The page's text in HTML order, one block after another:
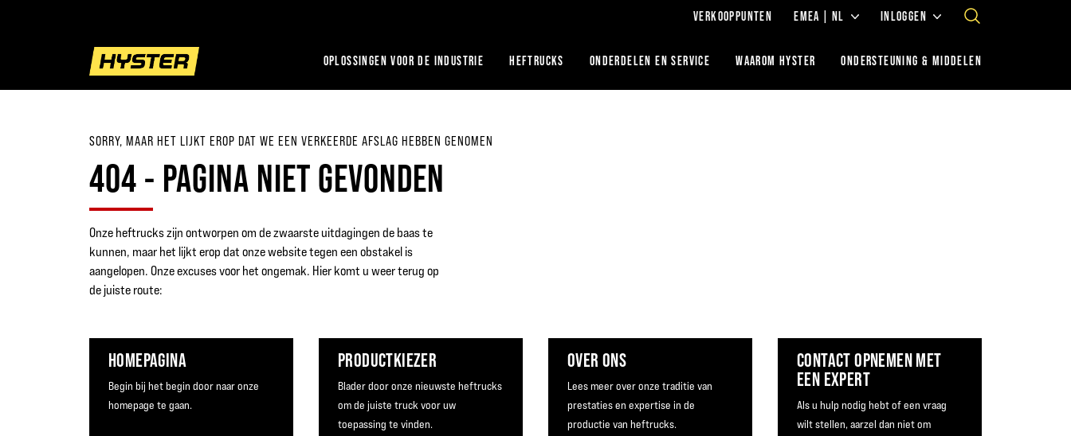
VERKOOPPUNTEN EMEA | NL INLOGGEN
OPLOSSINGEN VOOR DE INDUSTRIE HEFTRUCKS ONDERDELEN EN SERVICE WAAROM HYSTER ONDERSTEUNING & MIDDELEN
SORRY, MAAR HET LIJKT EROP DAT WE EEN VERKEERDE AFSLAG HEBBEN GENOMEN
404 - PAGINA NIET GEVONDEN
Onze heftrucks zijn ontworpen om de zwaarste uitdagingen de baas te
kunnen, maar het lijkt erop dat onze website tegen een obstakel is
aangelopen. Onze excuses voor het ongemak. Hier komt u weer terug op
de juiste route:
HOMEPAGINA
Begin bij het begin door naar onze
homepage te gaan.
PRODUCTKIEZER
Blader door onze nieuwste heftrucks
om de juiste truck voor uw
toepassing te vinden.
OVER ONS
Lees meer over onze traditie van
prestaties en expertise in de
productie van heftrucks.
CONTACT OPNEMEN MET
EEN EXPERT
Als u hulp nodig hebt of een vraag
wilt stellen, aarzel dan niet om